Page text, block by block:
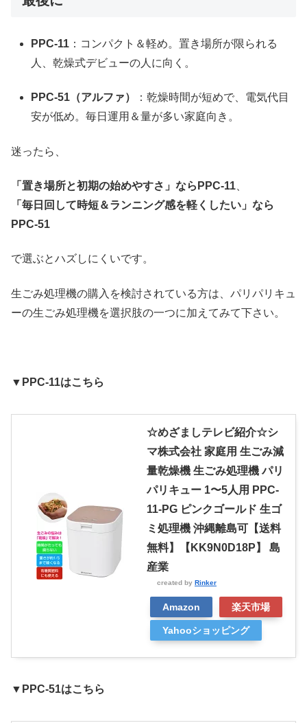
PPC-11 ：コンパクト＆軽め。置き場所が限られる
人、乾燥式デビューの人に向く。
PPC-51（アルファ）
：乾燥時間が短めで、電気代目
安が低め。毎日運用＆量が多い家庭向き。
迷ったら、
「置き場所と初期の始めやすさ」ならPPC-11
「毎日回して時短＆ランニング感を軽くしたい」なら
PPC-51
で選ぶとハズしにくいです。
生ごみ処理機の購入を検討されている方は、パリパリキュ
ーの生ごみ処理機を選択肢の一つに加えてみて下さい。
▼PPC-11はこちら
☆めざましテレビ紹介☆シ
マ株式会社 家庭用 生ごみ減
量乾燥機 生ごみ処理機 パリ
パリキュー 1〜5人用 PPC-
11-PG ピンクゴールド 生ゴ
ミ処理機 沖縄離島可【送料
無料】【KK9N0D18P】 島
産業
created by Rinker
Amazon 楽天市場
Yahooショッピング
▼PPC-51はこちら